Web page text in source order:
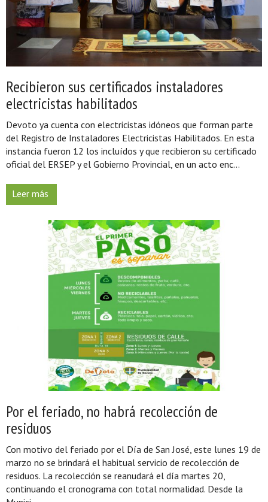
Recibieron sus certificados instaladores
electricistas habilitados
Devoto ya cuenta con electricistas idóneos que forman parte
del Registro de Instaladores Electricistas Habilitados. En esta
instancia fueron 12 los incluídos y que recibieron su certificado
oficial del ERSEP y el Gobierno Provincial, en un acto enc...
Leer más
Por el feriado, no habrá recolección de
residuos
Con motivo del feriado por el Día de San José, este lunes 19 de
marzo no se brindará el habitual servicio de recolección de
residuos. La recolección se reanudará el día martes 20,
continuando el cronograma con total normalidad. Desde la